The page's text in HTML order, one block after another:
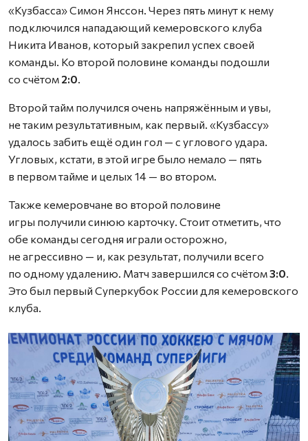
«Кузбасса» Симон Янссон. Через пять минут к нему
подключился нападающий кемеровского клуба
Никита Иванов, который закрепил успех своей
команды. Ко второй половине команды подошли
со счётом 2:0.
Второй тайм получился очень напряжённым и увы,
не таким результативным, как первый. «Кузбассу»
удалось забить ещё один гол — с углового удара.
Угловых, кстати, в этой игре было немало — пять
в первом тайме и целых 14 — во втором.
Также кемеровчане во второй половине
игры получили синюю карточку. Стоит отметить, что
обе команды сегодня играли осторожно,
не агрессивно — и, как результат, получили всего
по одному удалению. Матч завершился со счётом3:0.
Это был первый Суперкубок России для кемеровского
клуба.